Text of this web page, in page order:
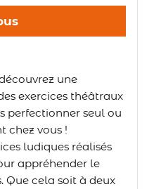
une
exercices théâtraux
perfectionner seul ou
chez vous !
ludiques réalisés
appréhender le
Que cela soit à deux